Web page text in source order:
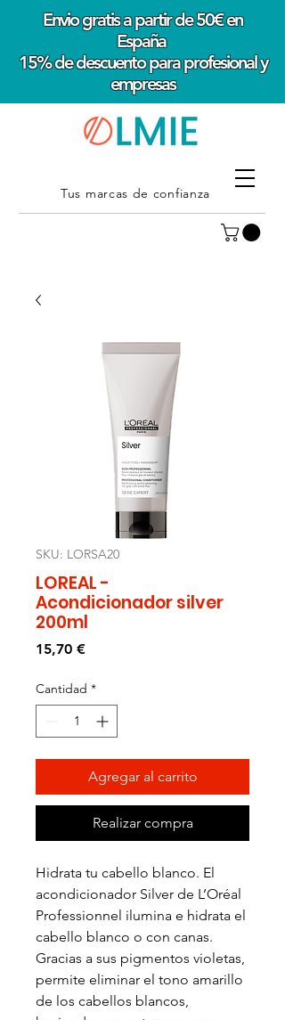
Envio gratis a partir de 50€ en
España
15% de descuento para profesional y
empresas
Tus marcas de confianza
SKU: LORSA20
LOREAL -
Acondicionador silver
200ml
15,70 €Precio
Cantidad *
Agregar al carrito
Realizar compra
Hidrata tu cabello blanco. El
acondicionador Silver de L’Oréal
Professionnel ilumina e hidrata el
cabello blanco o con canas.
Gracias a sus pigmentos violetas,
permite eliminar el tono amarillo
de los cabellos blancos,